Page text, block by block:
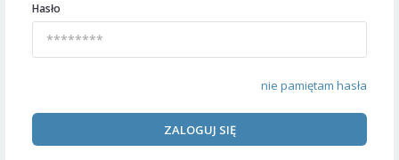
Hasło
nie pamiętam hasła
ZALOGUJ SIĘ